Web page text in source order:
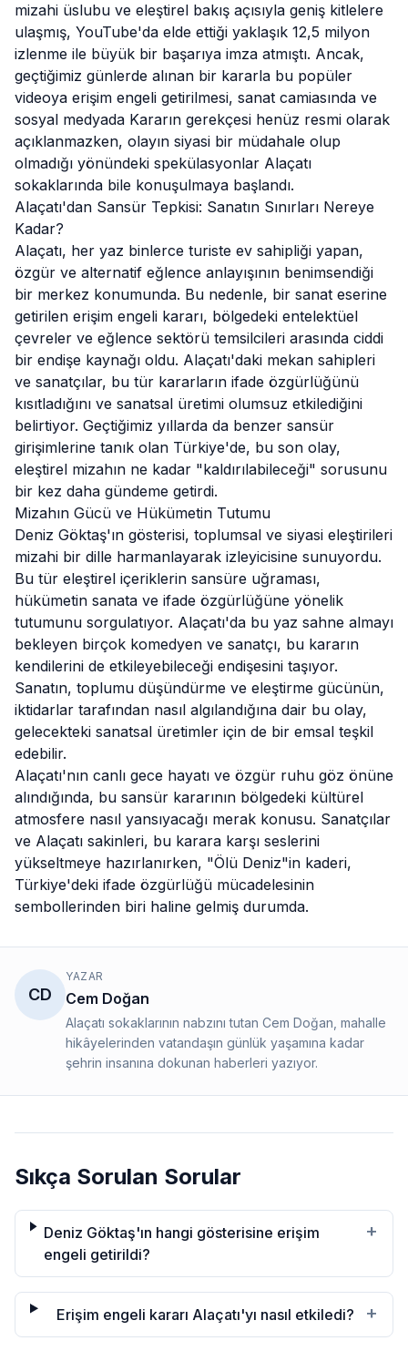
mizahi üslubu ve eleştirel bakış açısıyla geniş kitlelere
ulaşmış, YouTube'da elde ettiği yaklaşık 12,5 milyon
izlenme ile büyük bir başarıya imza atmıştı. Ancak,
geçtiğimiz günlerde alınan bir kararla bu popüler
videoya erişim engeli getirilmesi, sanat camiasında ve
sosyal medyada Kararın gerekçesi henüz resmi olarak
açıklanmazken, olayın siyasi bir müdahale olup
olmadığı yönündeki spekülasyonlar Alaçatı
sokaklarında bile konuşulmaya başlandı.
Alaçatı'dan Sansür Tepkisi: Sanatın Sınırları Nereye
Kadar?
Alaçatı, her yaz binlerce turiste ev sahipliği yapan,
özgür ve alternatif eğlence anlayışının benimsendiği
bir merkez konumunda. Bu nedenle, bir sanat eserine
getirilen erişim engeli kararı, bölgedeki entelektüel
çevreler ve eğlence sektörü temsilcileri arasında ciddi
bir endişe kaynağı oldu. Alaçatı'daki mekan sahipleri
ve sanatçılar, bu tür kararların ifade özgürlüğünü
kısıtladığını ve sanatsal üretimi olumsuz etkilediğini
belirtiyor. Geçtiğimiz yıllarda da benzer sansür
girişimlerine tanık olan Türkiye'de, bu son olay,
eleştirel mizahın ne kadar "kaldırılabileceği" sorusunu
bir kez daha gündeme getirdi.
Mizahın Gücü ve Hükümetin Tutumu
Deniz Göktaş'ın gösterisi, toplumsal ve siyasi eleştirileri
mizahi bir dille harmanlayarak izleyicisine sunuyordu.
Bu tür eleştirel içeriklerin sansüre uğraması,
hükümetin sanata ve ifade özgürlüğüne yönelik
tutumunu sorgulatıyor. Alaçatı'da bu yaz sahne almayı
bekleyen birçok komedyen ve sanatçı, bu kararın
kendilerini de etkileyebileceği endişesini taşıyor.
Sanatın, toplumu düşündürme ve eleştirme gücünün,
iktidarlar tarafından nasıl algılandığına dair bu olay,
gelecekteki sanatsal üretimler için de bir emsal teşkil
edebilir.
Alaçatı'nın canlı gece hayatı ve özgür ruhu göz önüne
alındığında, bu sansür kararının bölgedeki kültürel
atmosfere nasıl yansıyacağı merak konusu. Sanatçılar
ve Alaçatı sakinleri, bu karara karşı seslerini
yükseltmeye hazırlanırken, "Ölü Deniz"in kaderi,
Türkiye'deki ifade özgürlüğü mücadelesinin
sembollerinden biri haline gelmiş durumda.
CD
YAZAR
Cem Doğan
Alaçatı sokaklarının nabzını tutan Cem Doğan, mahalle
hikâyelerinden vatandaşın günlük yaşamına kadar
şehrin insanına dokunan haberleri yazıyor.
Sıkça Sorulan Sorular
Deniz Göktaş'ın hangi gösterisine erişim
engeli getirildi?
+
Erişim engeli kararı Alaçatı'yı nasıl etkiledi? +